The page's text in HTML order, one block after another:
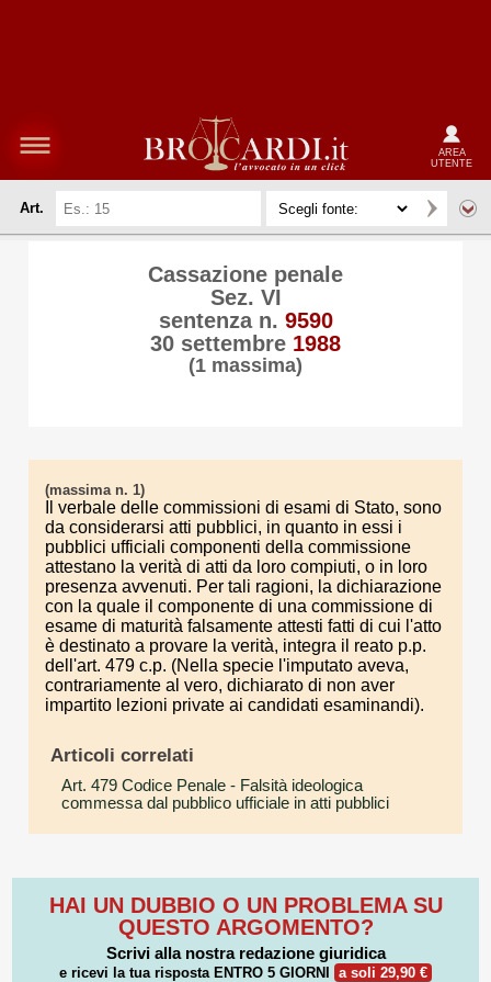
AREA
UTENTE
Art.
Cassazione penale
Sez. VI
sentenza n. 9590
30 settembre 1988
(1 massima)
(massima n. 1)
Il verbale delle commissioni di esami di Stato, sono
da considerarsi atti pubblici, in quanto in essi i
pubblici ufficiali componenti della commissione
attestano la verità di atti da loro compiuti, o in loro
presenza avvenuti. Per tali ragioni, la dichiarazione
con la quale il componente di una commissione di
esame di maturità falsamente attesti fatti di cui l'atto
è destinato a provare la verità, integra il reato p.p.
dell'art. 479 c.p. (Nella specie l'imputato aveva,
contrariamente al vero, dichiarato di non aver
impartito lezioni private ai candidati esaminandi).
Articoli correlati
Art. 479 Codice Penale - Falsità ideologica
commessa dal pubblico ufficiale in atti pubblici
HAI UN DUBBIO O UN PROBLEMA SU
QUESTO ARGOMENTO?
Scrivi alla nostra redazione giuridica
e ricevi la tua risposta ENTRO 5 GIORNI a soli 29,90 €